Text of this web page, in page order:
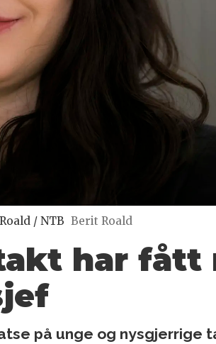
/ NTB Berit Roald
har fått
på unge og nysgjerrige